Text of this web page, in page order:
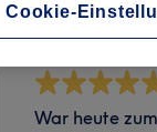
War heute
Cookie-